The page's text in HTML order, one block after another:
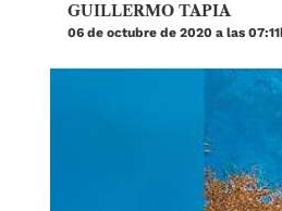
GUILLERMO TAPIA
06 de octubre de 2020 a las